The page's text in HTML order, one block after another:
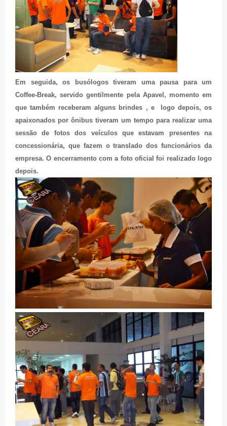
Em seguida, os busólogos tiveram uma pausa para um
Coffee-Break, servido gentilmente pela Apavel, momento em
que também receberam alguns brindes , e logo depois, os
apaixonados por ônibus tiveram um tempo para realizar uma
sessão de fotos dos veículos que estavam presentes na
concessionária, que fazem o translado dos funcionários da
empresa. O encerramento com a foto oficial foi realizado logo
depois.